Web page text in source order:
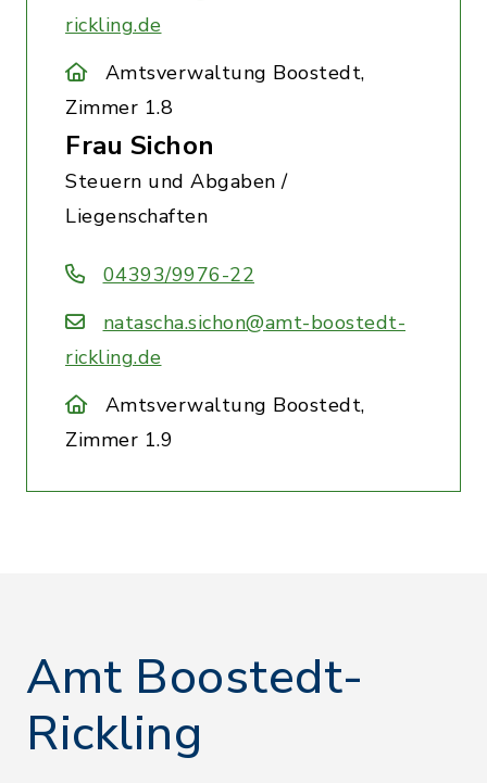
rickling.de
Amtsverwaltung Boostedt,
Zimmer 1.8
Frau Sichon
Steuern und Abgaben /
Liegenschaften
04393/9976-22
natascha.sichon@amt-boostedt-
rickling.de
Amtsverwaltung Boostedt,
Zimmer 1.9
Amt Boostedt-
Rickling